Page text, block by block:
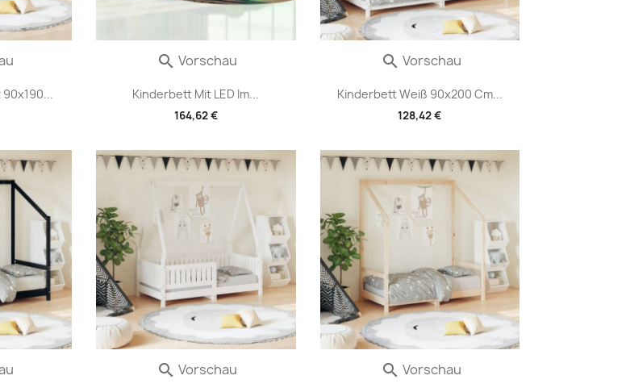
Kinderbett Mit LED Im...
164,62 €
 Vorschau
Kinderbett Weiß 90x200 Cm...
128,42 €
 Vorschau
 Vorschau  Vorschau